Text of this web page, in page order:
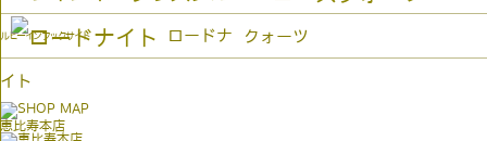
ルビーインフックサイト クォーツ
ロードナ
イト
恵比寿本店